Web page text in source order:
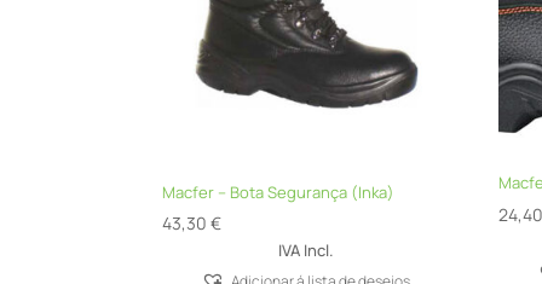
Macfer – Bota Segurança (Inka)
43,30€
IVA Incl.